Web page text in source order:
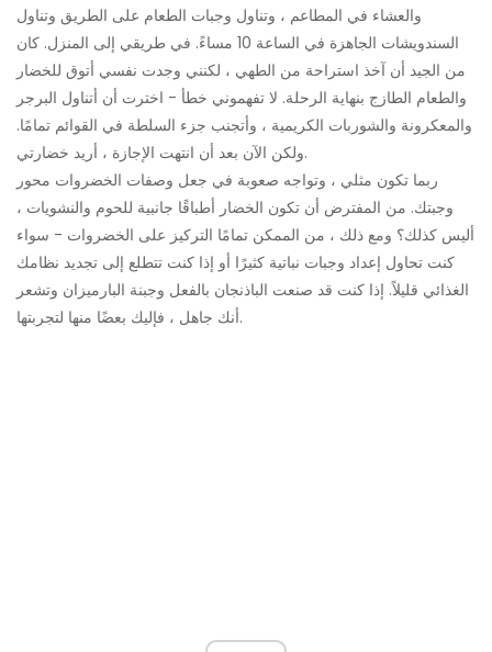
والعشاء في المطاعم ، وتناول وجبات الطعام على الطريق وتناول
السندويشات الجاهزة في الساعة 10 مساءً. في طريقي إلى المنزل. كان
من الجيد أن آخذ استراحة من الطهي ، لكنني وجدت نفسي أتوق للخضار
والطعام الطازج بنهاية الرحلة. لا تفهموني خطأ - اخترت أن أتناول البرجر
والمعكرونة والشوربات الكريمية ، وأتجنب جزء السلطة في القوائم تمامًا.
ولكن الآن بعد أن انتهت الإجازة ، أريد خضارتي.
ربما تكون مثلي ، وتواجه صعوبة في جعل وصفات الخضروات محور
وجبتك. من المفترض أن تكون الخضار أطباقًا جانبية للحوم والنشويات ،
أليس كذلك؟ ومع ذلك ، من الممكن تمامًا التركيز على الخضروات - سواء
كنت تحاول إعداد وجبات نباتية كثيرًا أو إذا كنت تتطلع إلى تجديد نظامك
الغذائي قليلاً. إذا كنت قد صنعت الباذنجان بالفعل وجبنة البارميزان وتشعر
أنك جاهل ، فإليك بعضًا منها لتجربتها.